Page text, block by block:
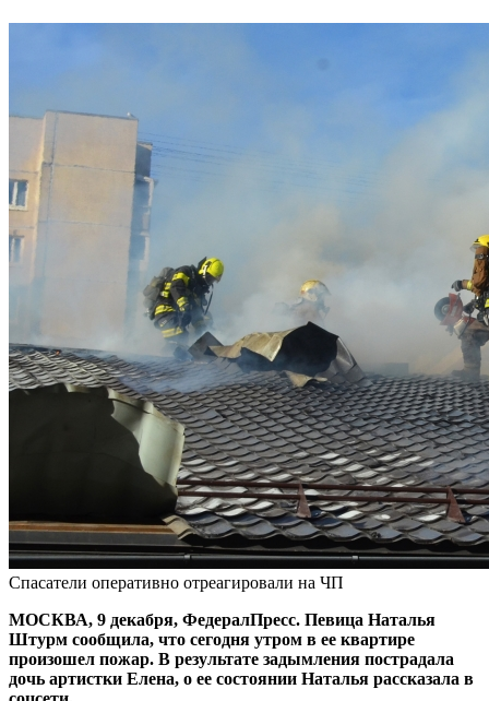
Спасатели оперативно отреагировали на ЧП
МОСКВА, 9 декабря, ФедералПресс. Певица Наталья
Штурм сообщила, что сегодня утром в ее квартире
произошел пожар. В результате задымления пострадала
дочь артистки Елена, о ее состоянии Наталья рассказала в